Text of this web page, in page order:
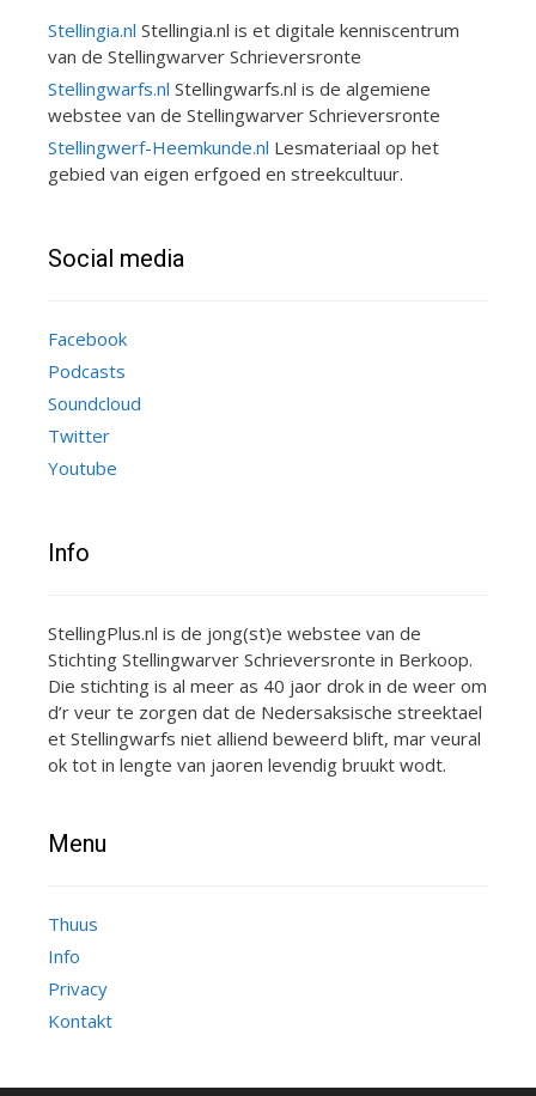
Stellingia.nl Stellingia.nl is et digitale kenniscentrum
van de Stellingwarver Schrieversronte
Stellingwarfs.nl Stellingwarfs.nl is de algemiene
webstee van de Stellingwarver Schrieversronte
Stellingwerf-Heemkunde.nl Lesmateriaal op het
gebied van eigen erfgoed en streekcultuur.
Social media
Facebook
Podcasts
Soundcloud
Twitter
Youtube
Info
StellingPlus.nl is de jong(st)e webstee van de
Stichting Stellingwarver Schrieversronte in Berkoop.
Die stichting is al meer as 40 jaor drok in de weer om
d’r veur te zorgen dat de Nedersaksische streektael
et Stellingwarfs niet alliend beweerd blift, mar veural
ok tot in lengte van jaoren levendig bruukt wodt.
Menu
Thuus
Info
Privacy
Kontakt